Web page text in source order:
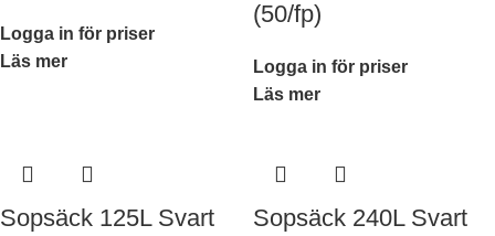
Logga in för priser
Läs mer
(50/fp)
Logga in för priser
Läs mer
Sopsäck 125L Svart
Sopsäck 240L Svart